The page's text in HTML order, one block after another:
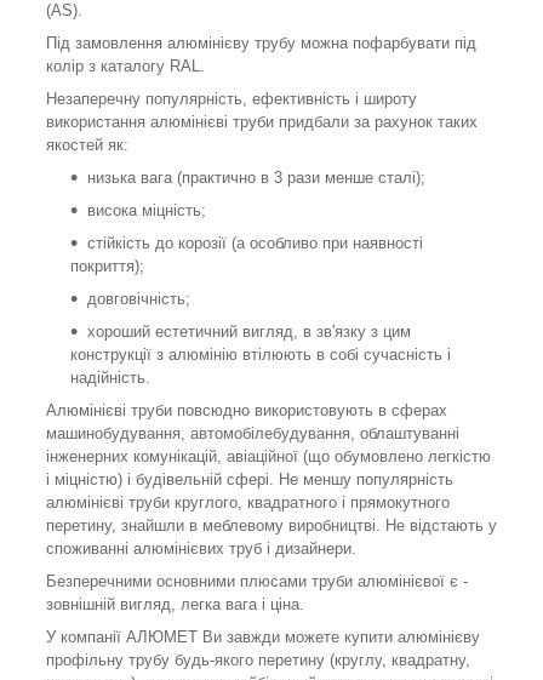
(AS).
Під замовлення алюмінієву трубу можна пофарбувати під
колір з каталогу RAL.
Незаперечну популярність, ефективність і широту
використання алюмінієві труби придбали за рахунок таких
якостей як:
низька вага (практично в 3 рази менше сталі);
висока міцність;
стійкість до корозії (а особливо при наявності
покриття);
довговічність;
хороший естетичний вигляд, в зв'язку з цим
конструкції з алюмінію втілюють в собі сучасність і
надійність.
Алюмінієві труби повсюдно використовують в сферах
машинобудування, автомобілебудування, облаштуванні
інженерних комунікацій, авіаційної (що обумовлено легкістю
і міцністю) і будівельній сфері. Не меншу популярність
алюмінієві труби круглого, квадратного і прямокутного
перетину, знайшли в меблевому виробництві. Не відстають у
споживанні алюмінієвих труб і дизайнери.
Безперечними основними плюсами труби алюмінієвої є -
зовнішній вигляд, легка вага і ціна.
У компанії АЛЮМЕТ Ви завжди можете купити алюмінієву
профільну трубу будь-якого перетину (круглу, квадратну,